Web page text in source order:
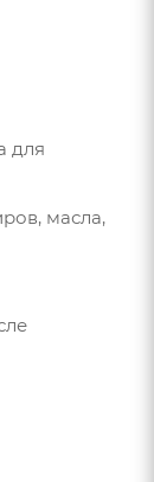
для
масла,